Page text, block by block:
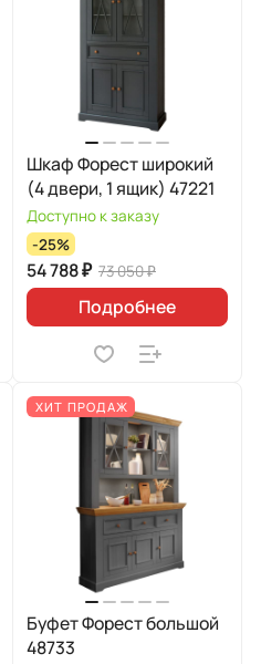
Шкаф Форест широкий
(4 двери, 1 ящик) 47221
Доступно к заказу
-25%
54 788 ₽ 73 050 ₽
Подробнее
ХИТ ПРОДАЖ
Буфет Форест большой
48733